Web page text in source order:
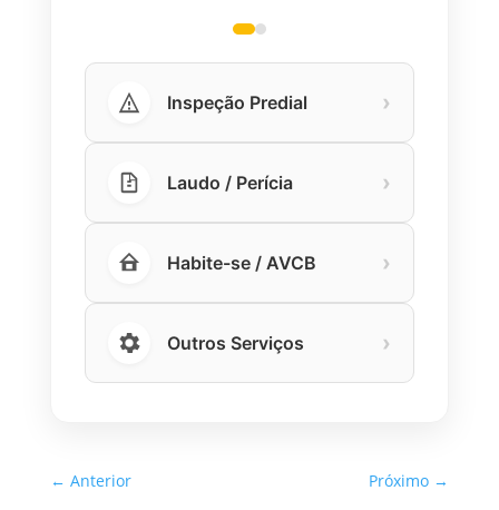
Inspeção Predial ›
Laudo / Perícia ›
Habite-se / AVCB ›
Outros Serviços ›
← Anterior Próximo →